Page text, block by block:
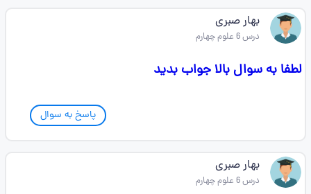
بهار صبری
درس 6 علوم چهارم
لطفا به سوال بالا جواب بدید
پاسخ به سوال
بهار صبری
درس 6 علوم چهارم